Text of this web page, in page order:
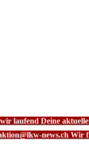
laufend Deine
news.ch Wir